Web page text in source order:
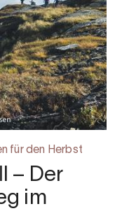
für den Herbst
– Der
im